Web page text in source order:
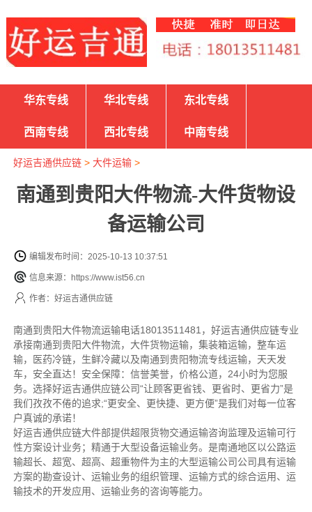
华东专线 华北专线 东北专线
西南专线 西北专线 中南专线
好运吉通供应链> 大件运输>
南通到贵阳大件物流-大件货物设
备运输公司
编辑发布时间：2025-10-13 10:37:51
信息来源：https://www.ist56.cn
作者：好运吉通供应链
南通到贵阳大件物流运输电话18013511481，好运吉通供应链专业
承接南通到贵阳大件物流，大件货物运输，集装箱运输，整车运
输，医药冷链，生鲜冷藏以及南通到贵阳物流专线运输，天天发
车，安全直达！安全保障：信誉美誉，价格公道，24小时为您服
务。选择好运吉通供应链公司“让顾客更省钱、更省时、更省力”是
我们孜孜不倦的追求;“更安全、更快捷、更方便”是我们对每一位客
户真诚的承诺！
好运吉通供应链大件部提供超限货物交通运输咨询监理及运输可行
性方案设计业务；精通于大型设备运输业务。是南通地区以公路运
输超长、超宽、超高、超重物件为主的大型运输公司公司具有运输
方案的勘查设计、运输业务的组织管理、运输方式的综合运用、运
输技术的开发应用、运输业务的咨询等能力。